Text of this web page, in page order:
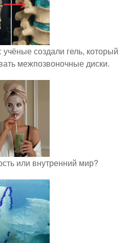
создали гель, который
межпозвоночные диски.
или внутренний мир?